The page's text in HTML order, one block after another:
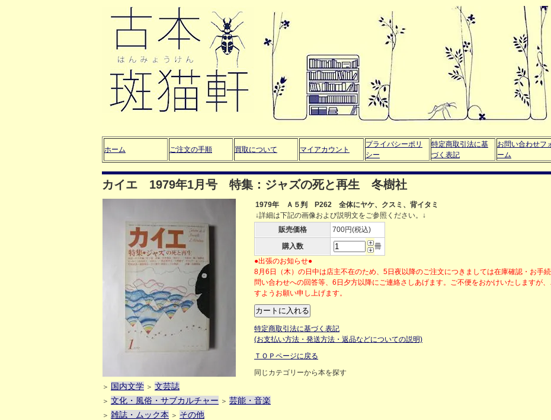
ホーム ご注文の手順 買取について マイアカウント
プライバシーポリ
シー
特定商取引法に基
づく表記
お問い合わせフ
ーム
カイエ 1979年1月号 特集：ジャズの死と再生 冬樹社
1979年 Ａ５判 P262 全体にヤケ、クスミ、背イタミ
↓詳細は下記の画像および説明文をご参照ください。↓
販売価格
700円(税込)
購入数
冊
●出張のお知らせ●
8月6日（木）の日中は店主不在のため、5日夜以降のご注文につきましては在庫確認・お手
問い合わせへの回答等、6日夕方以降にご連絡さしあげます。ご不便をおかけいたしますが、
すようお願い申し上げます。
特定商取引法に基づく表記
(お支払い方法・発送方法・返品などについての説明)
ＴＯＰページに戻る
同じカテゴリーから本を探す
＞ 国内文学 ＞ 文芸誌
＞ 文化・風俗・サブカルチャー ＞ 芸能・音楽
＞ 雑誌・ムック本 ＞ その他